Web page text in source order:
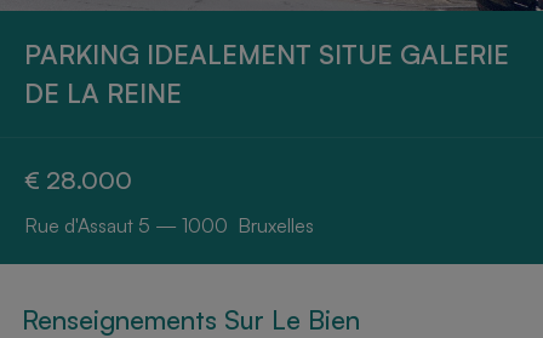
PARKING IDEALEMENT SITUE GALERIE
DE LA REINE
€ 28.000
Rue d'Assaut 5 — 1000 Bruxelles
Renseignements Sur Le Bien